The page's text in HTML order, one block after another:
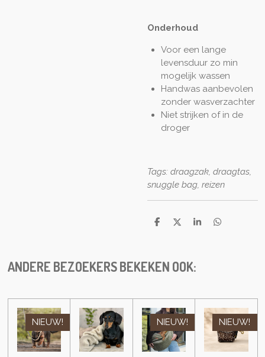
Onderhoud
Voor een lange
levensduur zo min
mogelijk wassen
Handwas aanbevolen
zonder wasverzachter
Niet strijken of in de
droger
Tags: draagzak, draagtas,
snuggle bag, reizen
D
n
D
S
D
ANDERE BEZOEKERS BEKEKEN OOK:
NIEUW! NIEUW! NIEUW!